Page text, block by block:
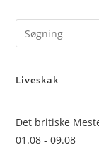
Liveskak
Det britiske
01.08 - 09.08